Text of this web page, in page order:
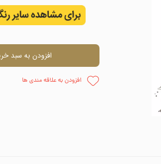
وارنیش و
چسب
قلمو
پالت نقاشی
افزودن به سبد
افزودن به علاقه مندی ها